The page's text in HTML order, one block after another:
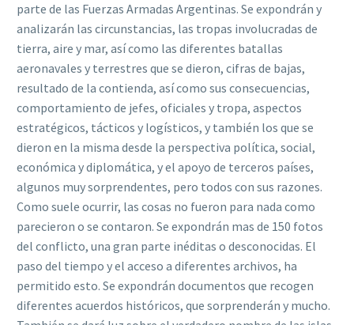
parte de las Fuerzas Armadas Argentinas. Se expondrán y
analizarán las circunstancias, las tropas involucradas de
tierra, aire y mar, así como las diferentes batallas
aeronavales y terrestres que se dieron, cifras de bajas,
resultado de la contienda, así como sus consecuencias,
comportamiento de jefes, oficiales y tropa, aspectos
estratégicos, tácticos y logísticos, y también los que se
dieron en la misma desde la perspectiva política, social,
económica y diplomática, y el apoyo de terceros países,
algunos muy sorprendentes, pero todos con sus razones.
Como suele ocurrir, las cosas no fueron para nada como
parecieron o se contaron. Se expondrán mas de 150 fotos
del conflicto, una gran parte inéditas o desconocidas. El
paso del tiempo y el acceso a diferentes archivos, ha
permitido esto. Se expondrán documentos que recogen
diferentes acuerdos históricos, que sorprenderán y mucho.